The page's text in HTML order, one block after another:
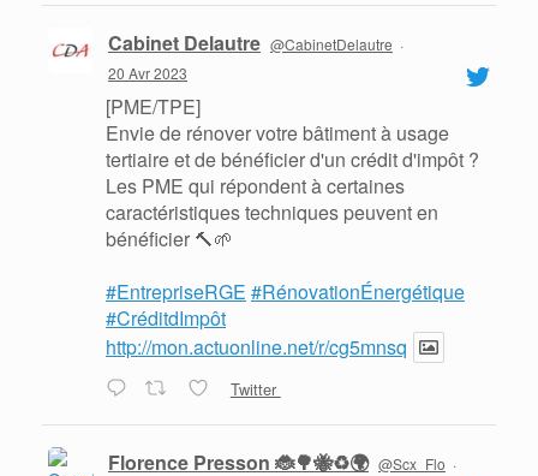
Cabinet Delautre @CabinetDelautre ·
20 Avr 2023
[PME/TPE]
Envie de rénover votre bâtiment à usage
tertiaire et de bénéficier d'un crédit d'impôt ?
Les PME qui répondent à certaines
caractéristiques techniques peuvent en
bénéficier 🔨🌱
#EntrepriseRGE #RénovationÉnergétique
#CréditdImpôt
http://mon.actuonline.net/r/cg5mnsq
Twitter
Florence Presson 🐞🌳🐝♻️🌍 @Scx_Flo ·